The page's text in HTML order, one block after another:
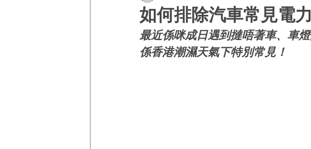
如何排除汽車常見電
最近係咪成日遇到撻唔著車、車
係香港潮濕天氣下特別常見！